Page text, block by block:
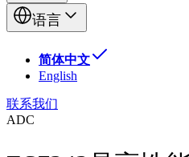
语言
简体中文
English
联系我们
ADC